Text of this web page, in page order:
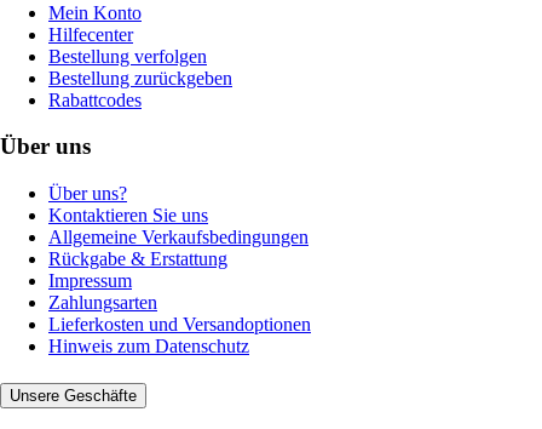
Mein Konto
Hilfecenter
Bestellung verfolgen
Bestellung zurückgeben
Rabattcodes
Über uns
Über uns?
Kontaktieren Sie uns
Allgemeine Verkaufsbedingungen
Rückgabe & Erstattung
Impressum
Zahlungsarten
Lieferkosten und Versandoptionen
Hinweis zum Datenschutz
Unsere Geschäfte